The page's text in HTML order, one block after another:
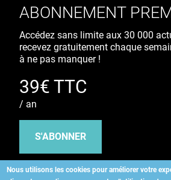
Nous utilisons les cookies pour améliorer votre
ABONNEMENT
Accédez sans limite aux 30 000
recevez gratuitement chaque
à ne pas manquer !
39€ TTC
/ an
S'ABONNER